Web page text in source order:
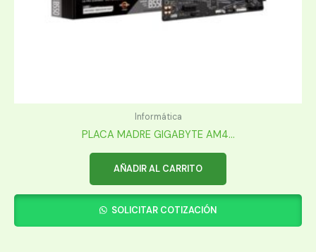
Informática
PLACA MADRE GIGABYTE AM4...
AÑADIR AL CARRITO
SOLICITAR COTIZACIÓN